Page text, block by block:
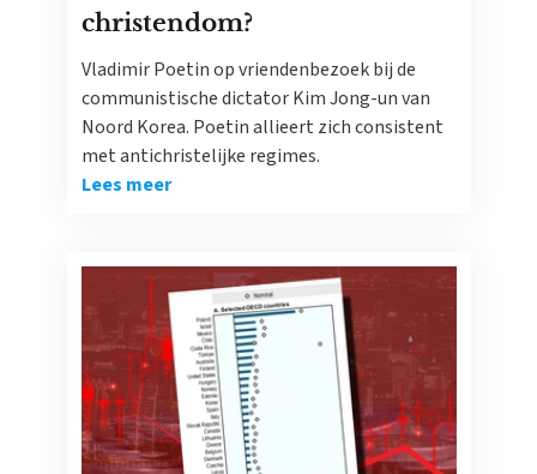
christendom?
Vladimir Poetin op vriendenbezoek bij de
communistische dictator Kim Jong-un van
Noord Korea. Poetin allieert zich consistent
met antichristelijke regimes.
Lees meer